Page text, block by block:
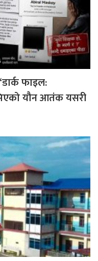
फाइल:
यौन आतंक यसरी